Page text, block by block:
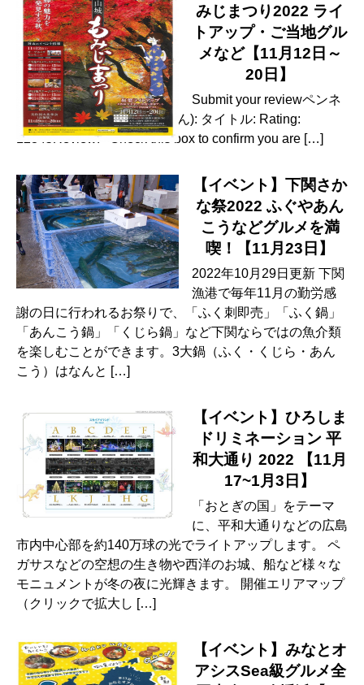
みじまつり2022 ライ
トアップ・ご当地グル
メなど【11月12日～
20日】
Submit your reviewペンネ
ーム: Email(公開はされません): タイトル: Rating:
12345Review: Check this box to confirm you are […]
【イベント】下関さか
な祭2022 ふぐやあん
こうなどグルメを満
喫！【11月23日】
2022年10月29日更新 下関
漁港で毎年11月の勤労感
謝の日に行われるお祭りで、「ふく刺即売」「ふく鍋」
「あんこう鍋」「くじら鍋」など下関ならではの魚介類
を楽しむことができます。3大鍋（ふく・くじら・あん
こう）はなんと […]
【イベント】ひろしま
ドリミネーション 平
和大通り 2022 【11月
17~1月3日】
「おとぎの国」をテーマ
に、平和大通りなどの広島
市内中心部を約140万球の光でライトアップします。 ペ
ガサスなどの空想の生き物や西洋のお城、船など様々な
モニュメントが冬の夜に光輝きます。 開催エリアマップ
（クリックで拡大し […]
【イベント】みなとオ
アシスSea級グルメ全